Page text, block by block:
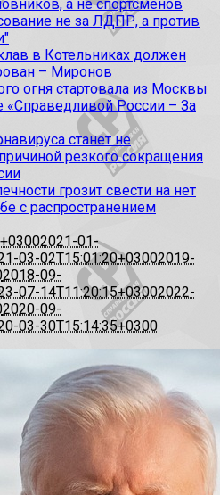
а не спортсменов
не за ЛДПР, а против
в Котельниках должен
– Миронов
огня стартовала из Москвы
«Справедливой России – За
станет не
резкого сокращения
грозит свести на нет
с распространением
2021-01-
03-02T15:01:20+03002019-
2018-09-
07-14T11:20:15+03002022-
2020-09-
03-30T15:14:35+0300